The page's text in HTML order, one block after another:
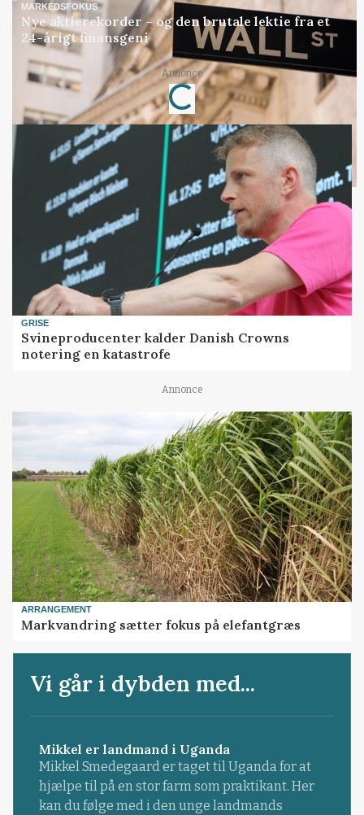
MARKEDSFOKUS
Nye aktierekorder – og den brutale lektie fra et
24-årigt finansgeni
Annonce
Loading...
GRISE
Svineproducenter kalder Danish Crowns
notering en katastrofe
Annonce
ARRANGEMENT
Markvandring sætter fokus på elefantgræs
Vi går i dybden med...
Mikkel er landmand i Uganda
Mikkel Smedegaard er taget til Uganda for at
hjælpe til på en stor farm som praktikant. Her
kan du følge med i den unge landmands